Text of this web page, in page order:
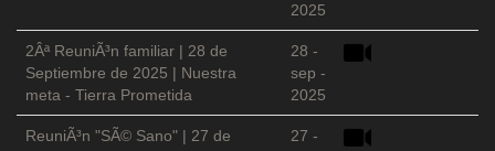
2025
2Âª ReuniÃ³n familiar | 28 de
Septiembre de 2025 | Nuestra
meta - Tierra Prometida
28 -
sep -
2025
ReuniÃ³n "SÃ© Sano" | 27 de
27 -